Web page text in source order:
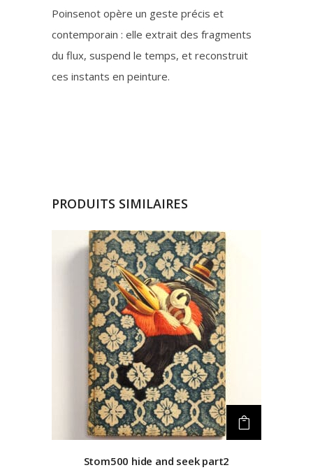
Poinsenot opère un geste précis et
contemporain : elle extrait des fragments
du flux, suspend le temps, et reconstruit
ces instants en peinture.
PRODUITS SIMILAIRES
Stom500 hide and seek part2